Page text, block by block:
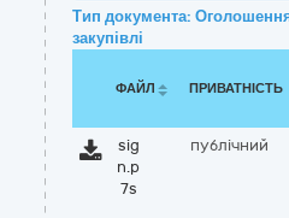
Тип документа:
закупівлі
ФАЙЛ ПРИВАТНІСТЬ
sig
n.p
7s
публічний